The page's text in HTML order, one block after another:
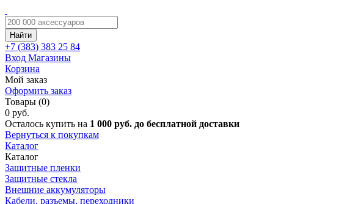
Найти
+7 (383) 383 25 84
Вход Магазины
Корзина
Мой заказ
Оформить заказ
Товары (0)
0 руб.
Осталось купить на 1 000 руб. до бесплатной доставки
Вернуться к покупкам
Каталог
Каталог
Защитные пленки
Защитные стекла
Внешние аккумуляторы
Кабели, разъемы, переходники